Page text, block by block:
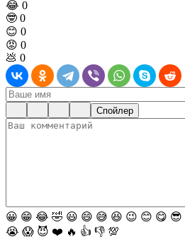
😂 0
🤓 0
😊 0
😡 0
💩 0
Спойлер
😀 😁 😂 🤣 😃 😄 😅 😆 😉 😊 😋 😎
😭 😱 😈 ❤️ 🔥 👍 👎 💯